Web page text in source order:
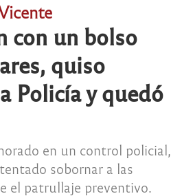
con un bolso
quiso
Policía y quedó
en un control policial,
sobornar a las
el patrullaje preventivo.